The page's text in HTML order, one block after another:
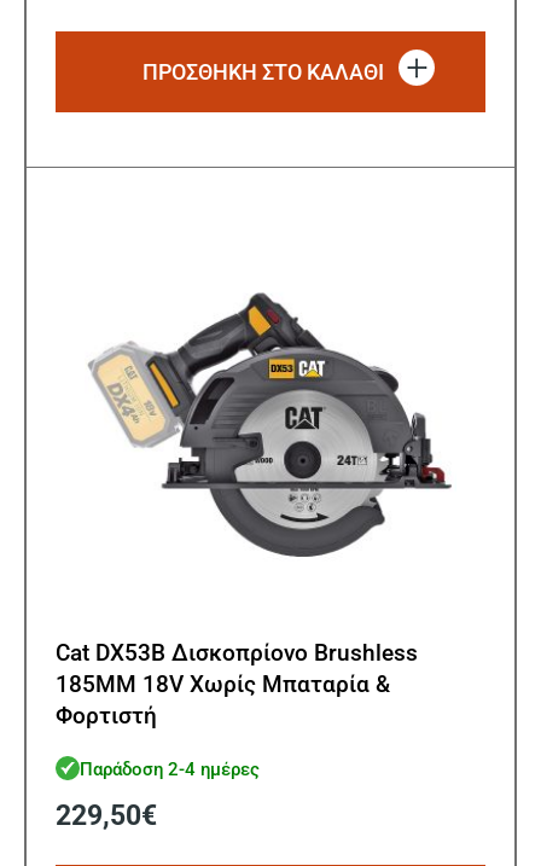
ΠΡΟΣΘΗΚΗ ΣΤΟ ΚΑΛΑΘΙ
Cat DX53B Δισκοπρίονο Brushless
185ΜΜ 18V Χωρίς Μπαταρία &
Φορτιστή
Παράδοση 2-4 ημέρες
229,50€